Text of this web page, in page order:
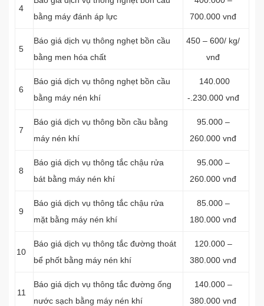
4
bằng máy đánh áp lực
700.000 vnđ
5
Báo giá dịch vụ thông nghẹt bồn cầu
bằng men hóa chất
450 – 600/ kg/
vnđ
6
Báo giá dịch vụ thông nghẹt bồn cầu
bằng máy nén khí
140.000
-.230.000 vnđ
7
Báo giá dịch vụ thông bồn cầu bằng
máy nén khí
95.000 –
260.000 vnđ
8
Báo giá dịch vụ thông tắc chậu rửa
bát bằng máy nén khí
95.000 –
260.000 vnđ
9
Báo giá dịch vụ thông tắc chậu rửa
mặt bằng máy nén khí
85.000 –
180.000 vnđ
10
Báo giá dịch vụ thông tắc đường thoát
bể phốt bằng máy nén khí
120.000 –
380.000 vnđ
11
Báo giá dịch vụ thông tắc đường ống
nước sạch bằng máy nén khí
140.000 –
380.000 vnđ